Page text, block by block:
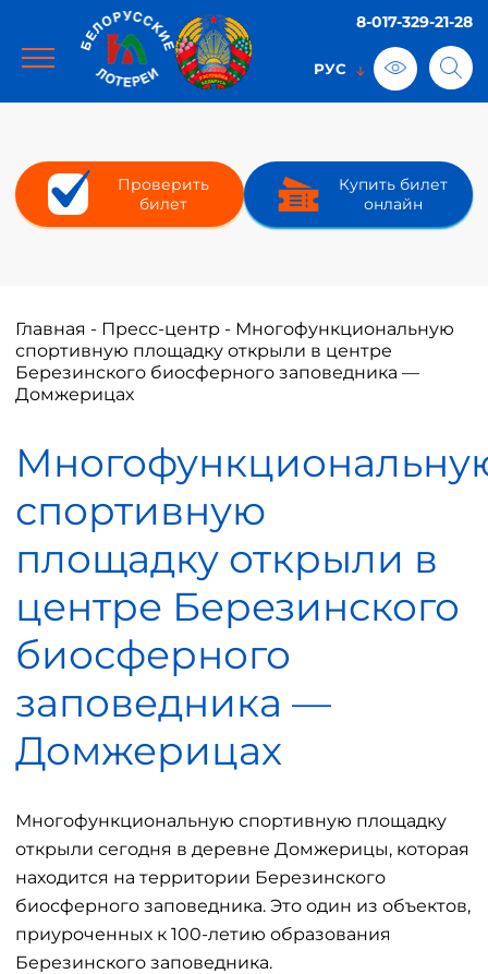
8-017-329-21-28
Проверить
билет
Купить билет
онлайн
Главная - Пресс-центр - Многофункциональную
спортивную площадку открыли в центре
Березинского биосферного заповедника —
Домжерицах
спортивную
площадку открыли в
центре Березинского
биосферного
заповедника —
Домжерицах
Многофункциональную спортивную площадку
открыли сегодня в деревне Домжерицы, которая
находится на территории Березинского
биосферного заповедника. Это один из объектов,
приуроченных к 100-летию образования
Березинского заповедника.